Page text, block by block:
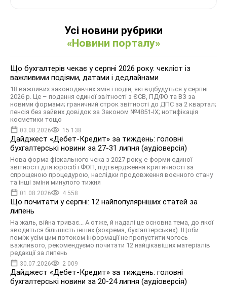
Усі новини рубрики
«Новини порталу»
Що бухгалтерів чекає у серпні 2026 року: чекліст із
важливими подіями, датами і дедлайнами
18 важливих законодавчих змін і подій, які відбудуться у серпні
2026 р. Це – подання єдиної звітності з ЄСВ, ПДФО та ВЗ за
новими формами; граничний строк звітності до ДПС за 2 квартал;
пенсія без зайвих довідок за Законом №4851-IX; нотифікація
косметики тощо
03.08.2026 15 138
Дайджест «Дебет-Кредит» за тиждень: головні
бухгалтерські новини за 27-31 липня (аудіоверсія)
Нова форма фіскального чека з 2027 року, е-форми єдиної
звітності для юросіб і ФОП, підтвердження критичності за
спрощеною процедурою, наслідки продовження воєнного стану
та інші зміни минулого тижня
01.08.2026 4 558
Що почитати у серпні: 12 найпопулярніших статей за
липень
На жаль, війна триває... А отже, й надалі це основна тема, до якої
зводиться більшість інших (зокрема, бухгалтерських). Щоби
поміж усім цим потоком інформації не пропустити чогось
важливого, рекомендуємо почитати 12 найцікавіших матеріалів
редакції за липень
30.07.2026 2 009
Дайджест «Дебет-Кредит» за тиждень: головні
бухгалтерські новини за 20-24 липня (аудіоверсія)